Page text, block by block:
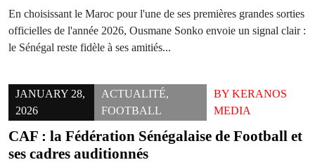
En choisissant le Maroc pour l'une de ses premières grandes sorties
officielles de l'année 2026, Ousmane Sonko envoie un signal clair :
le Sénégal reste fidèle à ses amitiés...
JANUARY 28,
2026
ACTUALITÉ,
FOOTBALL
BYKERANOS
MEDIA
CAF : la Fédération Sénégalaise de Football et
ses cadres auditionnés